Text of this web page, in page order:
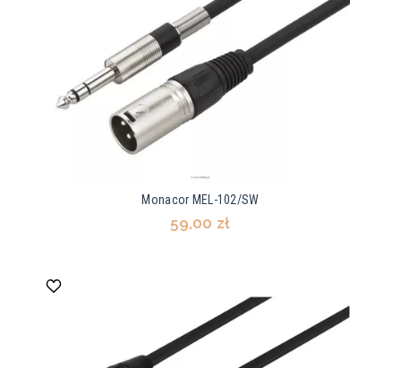
Monacor MEL-102/SW
59,00 zł